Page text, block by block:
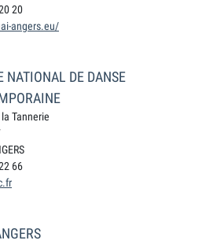
20
angers.eu/
NATIONAL DE DANSE
Tannerie
66